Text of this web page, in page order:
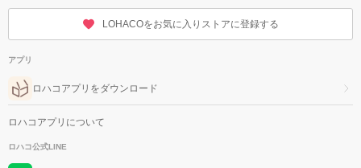
LOHACOをお気に入りストアに登録する
アプリ
ロハコアプリをダウンロード
ロハコアプリについて
ロハコ公式LINE